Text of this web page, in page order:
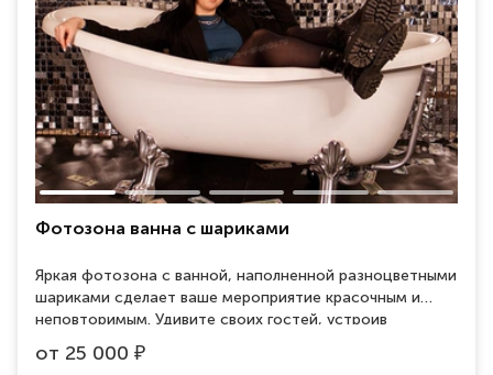
Фотозона ванна с шариками
Яркая фотозона с ванной, наполненной разноцветными
шариками сделает ваше мероприятие красочным и
неповторимым. Удивите своих гостей, устроив
фотосессию в изящной ванне с шариками или деньгами
банка приколов. Занимаемая площадь 2 на 2м.
от 25 000 ₽